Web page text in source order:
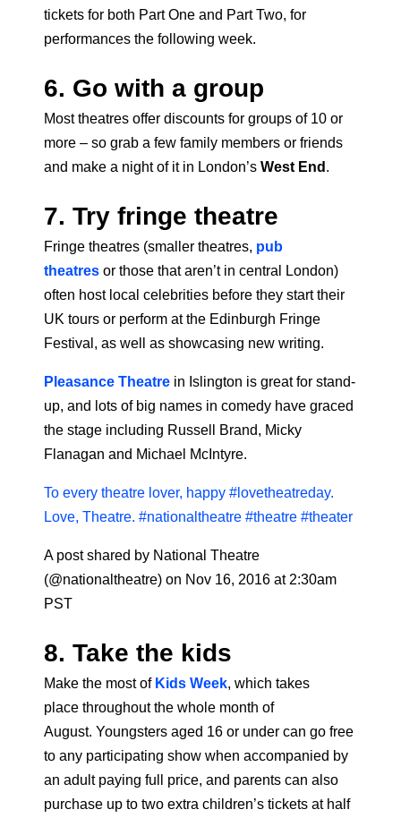
tickets for both Part One and Part Two, for
performances the following week.
6. Go with a group
Most theatres offer discounts for groups of 10 or
more – so grab a few family members or friends
and make a night of it in London’s West End .
7. Try fringe theatre
Fringe theatres (smaller theatres, pub
theatres or those that aren’t in central London)
often host local celebrities before they start their
UK tours or perform at the Edinburgh Fringe
Festival, as well as showcasing new writing.
Pleasance Theatre in Islington is great for stand-
up, and lots of big names in comedy have graced
the stage including Russell Brand, Micky
Flanagan and Michael McIntyre.
To every theatre lover, happy #lovetheatreday.
Love, Theatre. #nationaltheatre #theatre #theater
A post shared by National Theatre
(@nationaltheatre) on Nov 16, 2016 at 2:30am
PST
8. Take the kids
Make the most of Kids Week, which takes
place throughout the whole month of
August. Youngsters aged 16 or under can go free
to any participating show when accompanied by
an adult paying full price, and parents can also
purchase up to two extra children’s tickets at half